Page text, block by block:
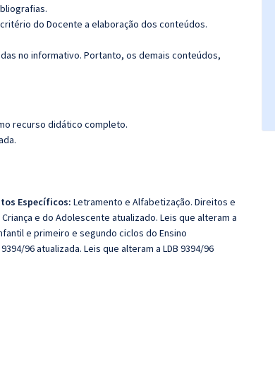
do Docente a elaboração dos conteúdos.
no informativo. Portanto, os demais conteúdos,
recurso didático completo.
Específicos: Letramento e Alfabetização. Direitos e
e do Adolescente atualizado. Leis que alteram a
e primeiro e segundo ciclos do Ensino
96 atualizada. Leis que alteram a LDB 9394/96